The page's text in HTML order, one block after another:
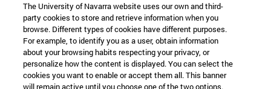
The University of Navarra website uses our own and third-
party cookies to store and retrieve information when you
browse. Different types of cookies have different purposes.
For example, to identify you as a user, obtain information
about your browsing habits respecting your privacy, or
personalize how the content is displayed. You can select the
cookies you want to enable or accept them all. This banner
will remain active until you choose one of the two options.